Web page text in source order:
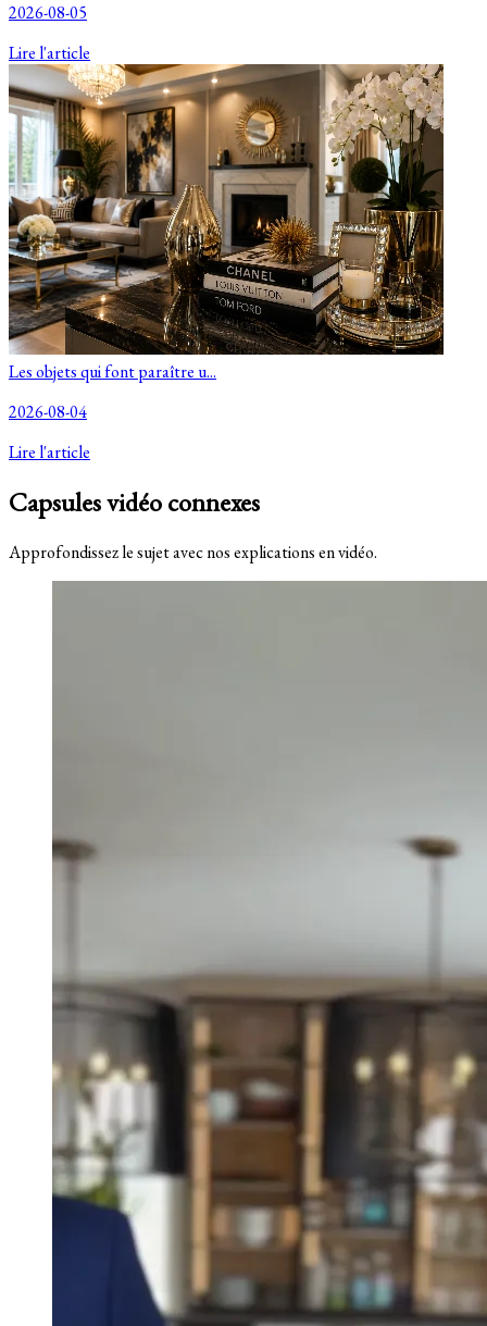
2026-08-05
Lire l'article
Les objets qui font paraître u...
2026-08-04
Lire l'article
Capsules vidéo connexes
Approfondissez le sujet avec nos explications en vidéo.